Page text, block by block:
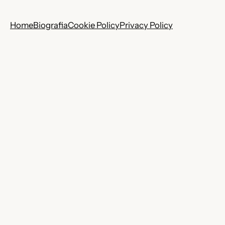
HomeBiografiaCookie PolicyPrivacy Policy